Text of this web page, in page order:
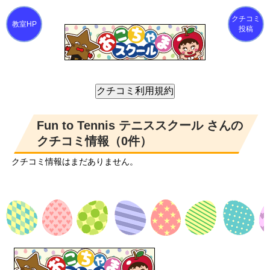
クチコミ
投稿
Fun to Tennis テニススクール さんの
クチコミ情報（0件）
クチコミ情報はまだありません。